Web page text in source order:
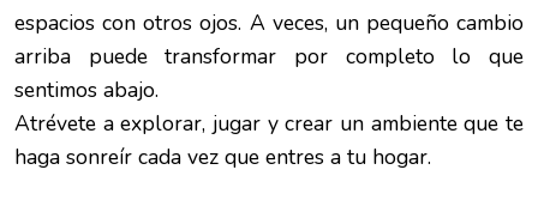
espacios con otros ojos. A veces, un pequeño cambio
arriba puede transformar por completo lo que
sentimos abajo.
Atrévete a explorar, jugar y crear un ambiente que te
haga sonreír cada vez que entres a tu hogar.